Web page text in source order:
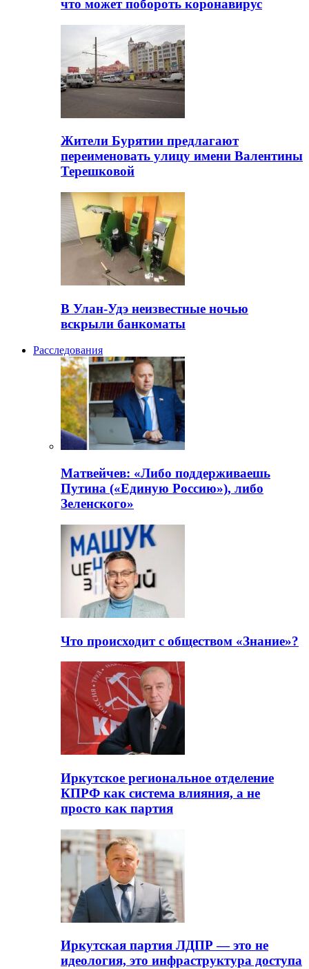
что может побороть коронавирус
Жители Бурятии предлагают
переименовать улицу имени Валентины
Терешковой
В Улан-Удэ неизвестные ночью
вскрыли банкоматы
Расследования
Матвейчев: «Либо поддерживаешь
Путина («Единую Россию»), либо
Зеленского»
Что происходит с обществом «Знание»?
Иркутское региональное отделение
КПРФ как система влияния, а не
просто как партия
Иркутская партия ЛДПР — это не
идеология, это инфраструктура доступа